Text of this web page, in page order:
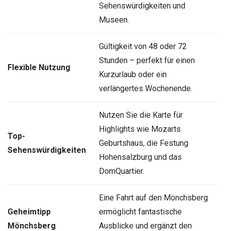
Sehenswürdigkeiten und
Museen.
Flexible Nutzung
Gültigkeit von 48 oder 72
Stunden – perfekt für einen
Kurzurlaub oder ein
verlängertes Wochenende.
Top-
Sehenswürdigkeiten
Nutzen Sie die Karte für
Highlights wie Mozarts
Geburtshaus, die Festung
Hohensalzburg und das
DomQuartier.
Geheimtipp
Mönchsberg
Eine Fahrt auf den Mönchsberg
ermöglicht fantastische
Ausblicke und ergänzt den